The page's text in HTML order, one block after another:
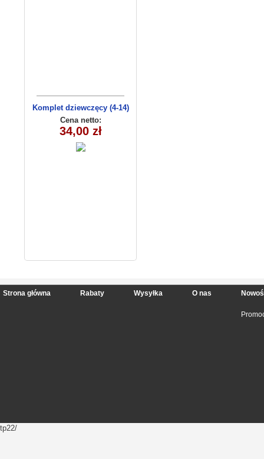
Komplet dziewczęcy (4-14)
8156
Cena netto:
34,00 zł
Strona główna Rabaty Wysyłka O nas
tp22/